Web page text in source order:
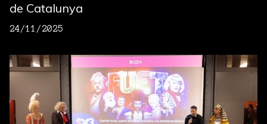
de Catalunya
24/11/2025